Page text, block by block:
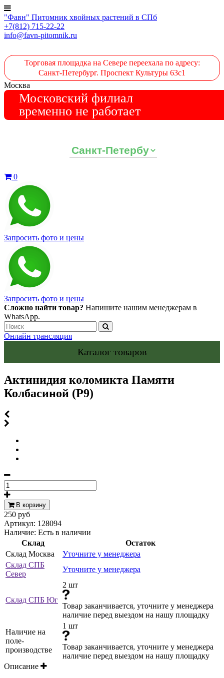
"Фавн" Питомник хвойных растений в СПб
+7(812) 715-22-22
info@favn-pitomnik.ru
Торговая площадка на Севере переехала по адресу:
Санкт-Петербург. Проспект Культуры 63с1
Москва
Московский филиал
временно не работает
0
Запросить фото и цены
Запросить фото и цены
Сложно найти товар? Напишите нашим менеджерам в
WhatsApp.
Онлайн трансляция
Каталог товаров
Актинидия коломикта Памяти
Колбасиной (Р9)
В корзину
250 руб
Артикул: 128094
Наличие: Есть в наличии
Склад
Остаток
Склад Москва
Уточните у менеджера
Склад СПБ
Север
Уточните у менеджера
Склад СПБ Юг
2 шт
Товар заканчивается, уточните у менеджера
наличие перед выездом на нашу площадку
Наличие на
поле-
производстве
1 шт
Товар заканчивается, уточните у менеджера
наличие перед выездом на нашу площадку
Описание